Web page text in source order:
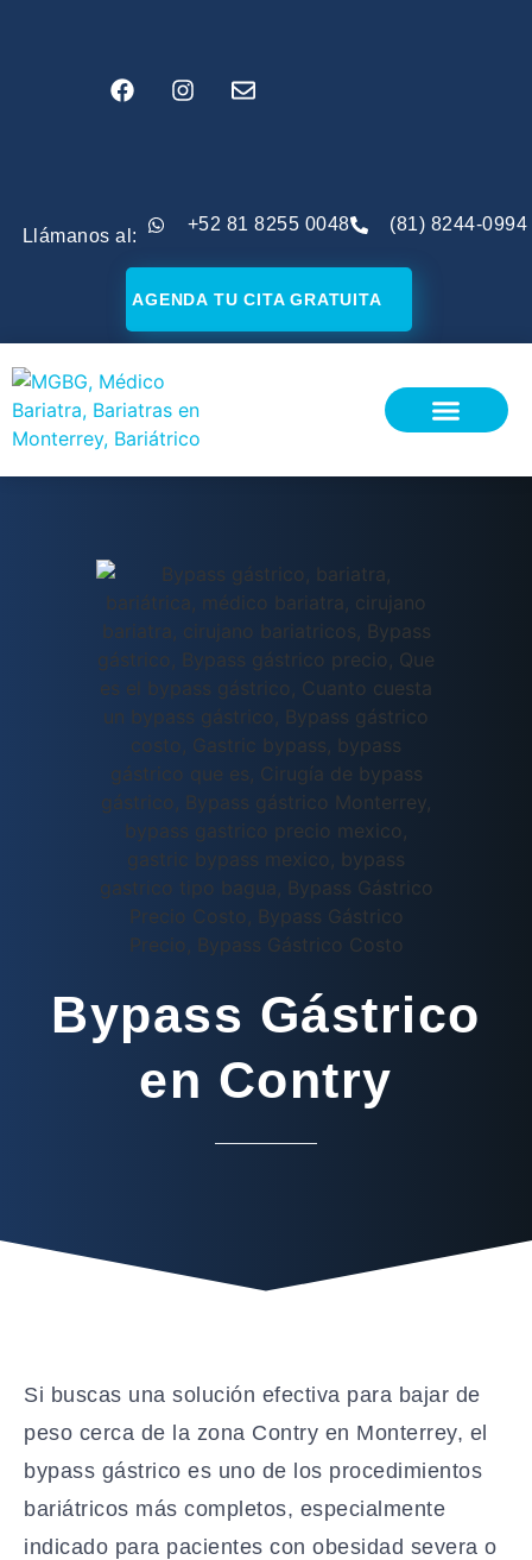
Llámanos al:
+52 81 8255 0048 (81) 8244-0994
AGENDA TU CITA GRATUITA
Bypass Gástrico
en Contry
Si buscas una solución efectiva para bajar de
peso cerca de la zona Contry en Monterrey, el
bypass gástrico es uno de los procedimientos
bariátricos más completos, especialmente
indicado para pacientes con obesidad severa o